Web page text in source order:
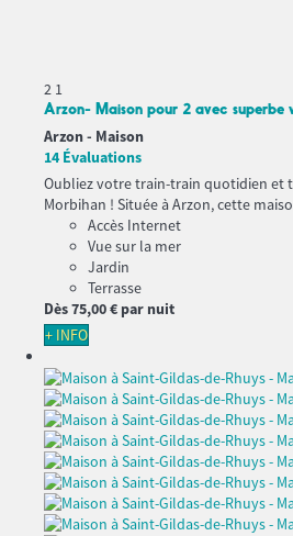
2 1
Arzon- Maison pour 2 avec superbe
Arzon - Maison
14 Évaluations
Oubliez votre train-train quotidien et
Morbihan ! Située à Arzon, cette
Accès Internet
Vue sur la mer
Jardin
Terrasse
Dès75,00 € par nuit
+ INFO